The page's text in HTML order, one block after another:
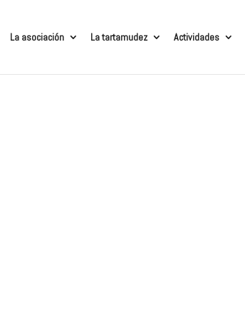
La asociación La tartamudez Actividades